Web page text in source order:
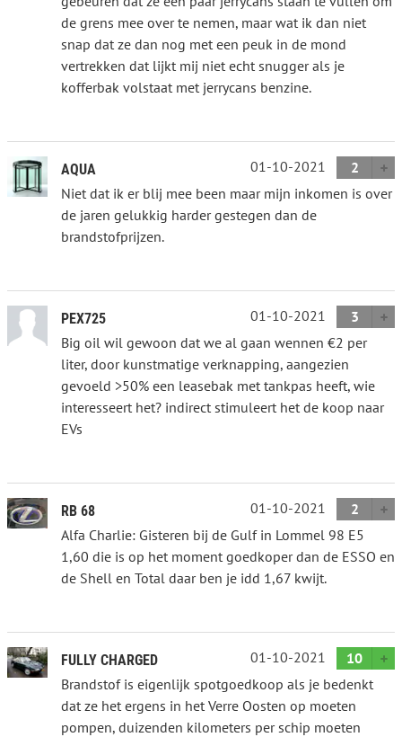
de grens mee over te nemen, maar wat ik dan niet
snap dat ze dan nog met een peuk in de mond
vertrekken dat lijkt mij niet echt snugger als je
kofferbak volstaat met jerrycans benzine.
AQUA 01-10-2021
2
Niet dat ik er blij mee been maar mijn inkomen is over
de jaren gelukkig harder gestegen dan de
brandstofprijzen.
PEX725 01-10-2021
3
Big oil wil gewoon dat we al gaan wennen €2 per
liter, door kunstmatige verknapping, aangezien
gevoeld >50% een leasebak met tankpas heeft, wie
interesseert het? indirect stimuleert het de koop naar
EVs
RB 68 01-10-2021
2
Alfa Charlie: Gisteren bij de Gulf in Lommel 98 E5
1,60 die is op het moment goedkoper dan de ESSO en
de Shell en Total daar ben je idd 1,67 kwijt.
FULLY CHARGED 01-10-2021
10
Brandstof is eigenlijk spotgoedkoop als je bedenkt
dat ze het ergens in het Verre Oosten op moeten
pompen, duizenden kilometers per schip moeten